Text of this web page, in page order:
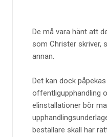
De må vara hänt att
som Christer skriver,
annan.
Det kan dock
offentligupphandling
elinstallationer bör
beställare skall har